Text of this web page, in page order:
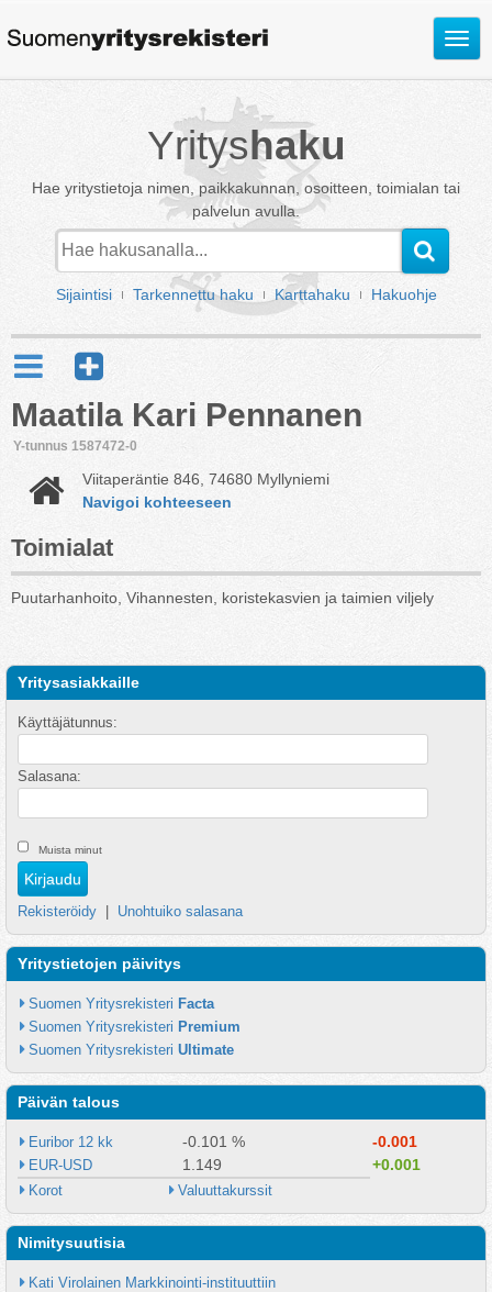
Avaa
Yrityshaku
Hae yritystietoja nimen, paikkakunnan, osoitteen, toimialan tai
palvelun avulla.
Sijaintisi Tarkennettu haku Karttahaku Hakuohje
Maatila Kari Pennanen
Y-tunnus 1587472-0
Viitaperäntie 846, 74680 Myllyniemi
Navigoi kohteeseen
Toimialat
Puutarhanhoito, Vihannesten, koristekasvien ja taimien viljely
Yritysasiakkaille
Käyttäjätunnus:
Salasana:
Muista minut
Rekisteröidy Unohtuiko salasana
Yritystietojen päivitys
Suomen Yritysrekisteri Facta
Suomen Yritysrekisteri Premium
Suomen Yritysrekisteri Ultimate
Päivän talous
Euribor 12 kk -0.101 % -0.001
EUR-USD 1.149 +0.001
Korot Valuuttakurssit
Nimitysuutisia
Kati Virolainen Markkinointi-instituuttiin